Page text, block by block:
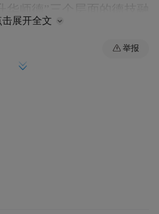
于将师德规范贯穿教育教
理服务全过程，推动师德
化。
击展开全文
举报